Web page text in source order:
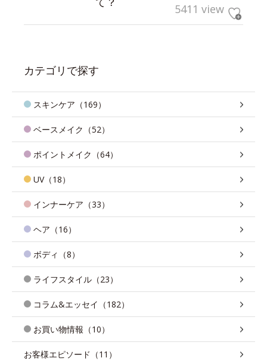
5411 view
カテゴリで探す
スキンケア（169）
ベースメイク（52）
ポイントメイク（64）
UV（18）
インナーケア（33）
ヘア（16）
ボディ（8）
ライフスタイル（23）
コラム&エッセイ（182）
お買い物情報（10）
お客様エピソード（11）